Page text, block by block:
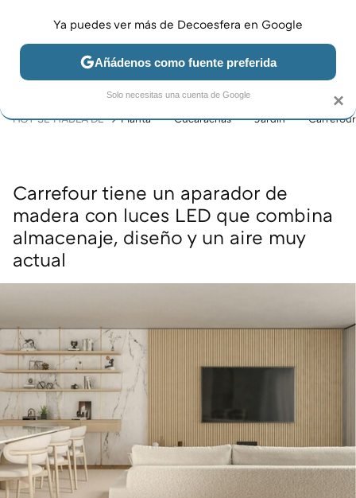
JARDÍN Y TERRAZA SALÓN DORMITORIO COCINA
HOY SE HABLA DE Planta Cucarachas Jardín Carrefour
Carrefour tiene un aparador de
madera con luces LED que combina
almacenaje, diseño y un aire muy
actual
×
Ya puedes ver más de Decoesfera en Google
Añádenos como fuente preferida
Solo necesitas una cuenta de Google